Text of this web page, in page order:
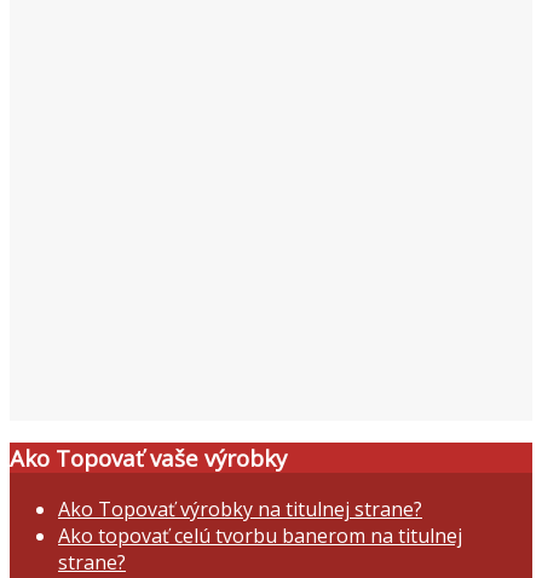
Ako Topovať vaše výrobky
Ako Topovať výrobky na titulnej strane?
Ako topovať celú tvorbu banerom na titulnej
strane?